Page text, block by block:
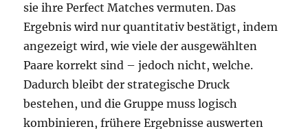
sie ihre Perfect Matches vermuten. Das
Ergebnis wird nur quantitativ bestätigt, indem
angezeigt wird, wie viele der ausgewählten
Paare korrekt sind – jedoch nicht, welche.
Dadurch bleibt der strategische Druck
bestehen, und die Gruppe muss logisch
kombinieren, frühere Ergebnisse auswerten